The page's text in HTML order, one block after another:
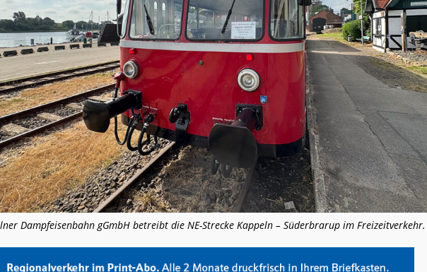
Dampfeisenbahn gGmbH betreibt die NE-Strecke Kappeln – Süderbrarup im Freizeitverkehr.